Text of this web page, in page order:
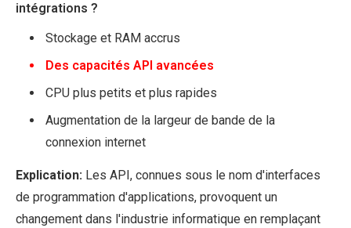
intégrations ?
Stockage et RAM accrus
Des capacités API avancées
CPU plus petits et plus rapides
Augmentation de la largeur de bande de la
connexion internet
Explication: Les API, connues sous le nom d'interfaces
de programmation d'applications, provoquent un
changement dans l'industrie informatique en remplaçant